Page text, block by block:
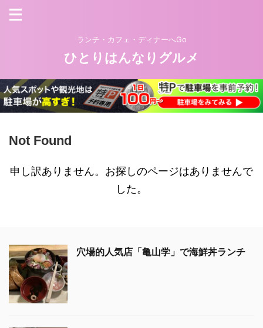
ランチ・カフェ・ディナーへGo
ひとりはんなりグルメ
Not Found
申し訳ありません。お探しのページはありませんで
した。
穴場的人気店「亀山学」で海鮮丼ランチ